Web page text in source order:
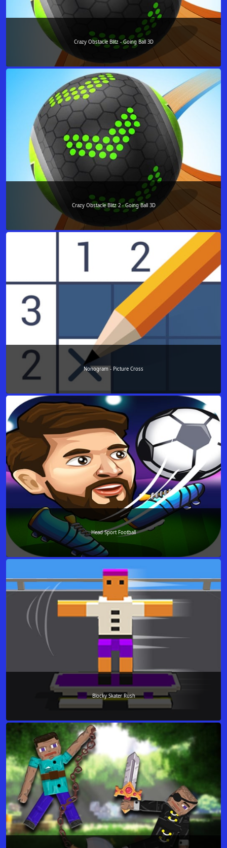
Crazy Obstacle Blitz - Going Ball 3D
Crazy Obstacle Blitz 2 - Going Ball 3D
Nonogram - Picture Cross
Head Sport Football
Blocky Skater Rush